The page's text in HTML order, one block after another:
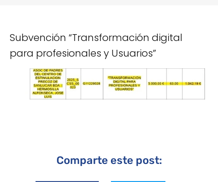
Subvención “Transformación digital
para profesionales y Usuarios”
Comparte este post: